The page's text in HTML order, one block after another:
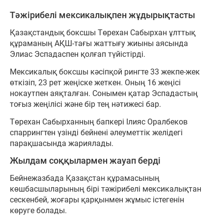
Тәжірибелі мексикалықпен жұдырықтасты
Қазақстандық боксшы Төрехан Сабырхан ұлттық
құраманың АҚШ-тағы жаттығу жиыны аясында
Элиас Эспадаспен қолғап түйістірді.
Мексикалық боксшы кәсіпқой рингте 33 жекпе-жек
өткізіп, 23 рет жеңіске жеткен. Оның 16 жеңісі
нокаутпен аяқталған. Сонымен қатар Эспадастың
тоғыз жеңілісі және бір тең нәтижесі бар.
Төрехан Сабырханның бапкері Ілияс Оралбеков
спаррингтен үзінді бейнені әлеуметтік желідегі
парақшасында жариялады.
Жылдам соққылармен жауап берді
Бейнежазбада Қазақстан құрамасының
көшбасшыларының бірі тәжірибелі мексикалықтан
сескенбей, жоғары қарқынмен жұмыс істегенін
көруге болады.